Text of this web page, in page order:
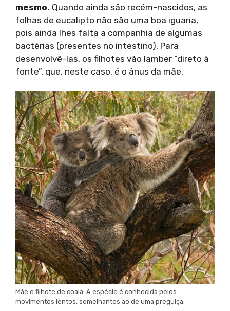
mesmo. Quando ainda são recém-nascidos, as
folhas de eucalipto não são uma boa iguaria,
pois ainda lhes falta a companhia de algumas
bactérias (presentes no intestino). Para
desenvolvê-las, os filhotes vão lamber “direto à
fonte”, que, neste caso, é o ânus da mãe.
Mãe e filhote de coala. A espécie é conhecida pelos
movimentos lentos, semelhantes ao de uma preguiça.